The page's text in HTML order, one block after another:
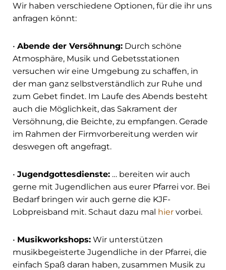
Wir haben verschiedene Optionen, für die ihr uns
anfragen könnt:
• Abende der Versöhnung: Durch schöne
Atmosphäre, Musik und Gebetsstationen
versuchen wir eine Umgebung zu schaffen, in
der man ganz selbstverständlich zur Ruhe und
zum Gebet findet. Im Laufe des Abends besteht
auch die Möglichkeit, das Sakrament der
Versöhnung, die Beichte, zu empfangen. Gerade
im Rahmen der Firmvorbereitung werden wir
deswegen oft angefragt.
• Jugendgottesdienste: … bereiten wir auch
gerne mit Jugendlichen aus eurer Pfarrei vor. Bei
Bedarf bringen wir auch gerne die KJF-
Lobpreisband mit. Schaut dazu mal hier vorbei.
• Musikworkshops: Wir unterstützen
musikbegeisterte Jugendliche in der Pfarrei, die
einfach Spaß daran haben, zusammen Musik zu